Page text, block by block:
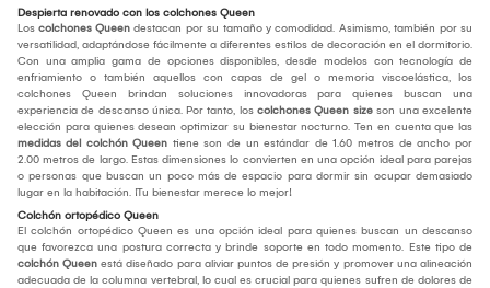
Despierta renovado con los colchones Queen
Los colchones Queen destacan por su tamaño y comodidad. Asimismo, también por su
versatilidad, adaptándose fácilmente a diferentes estilos de decoración en el dormitorio.
Con una amplia gama de opciones disponibles, desde modelos con tecnología de
enfriamiento o también aquellos con capas de gel o memoria viscoelástica, los
colchones Queen brindan soluciones innovadoras para quienes buscan una
experiencia de descanso única. Por tanto, los colchones Queen size son una excelente
elección para quienes desean optimizar su bienestar nocturno. Ten en cuenta que las
medidas del colchón Queen tiene son de un estándar de 1.60 metros de ancho por
2.00 metros de largo. Estas dimensiones lo convierten en una opción ideal para parejas
o personas que buscan un poco más de espacio para dormir sin ocupar demasiado
lugar en la habitación. ¡Tu bienestar merece lo mejor!
Colchón ortopédico Queen
El colchón ortopédico Queen es una opción ideal para quienes buscan un descanso
que favorezca una postura correcta y brinde soporte en todo momento. Este tipo de
colchón Queen está diseñado para aliviar puntos de presión y promover una alineación
adecuada de la columna vertebral, lo cual es crucial para quienes sufren de dolores de